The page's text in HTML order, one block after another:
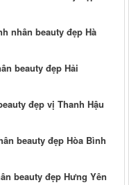
nhân beauty đẹp Hà
beauty đẹp Hải
đẹp vị Thanh Hậu
beauty đẹp Hòa Bình
beauty đẹp Hưng Yên